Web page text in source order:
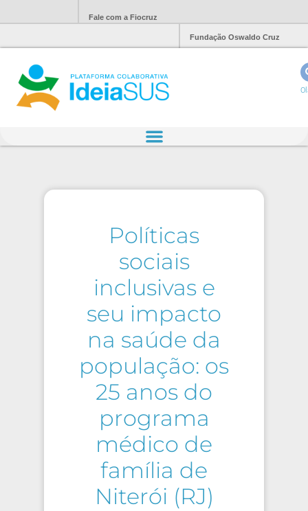
Fale com a Fiocruz
Fundação Oswaldo Cruz
Políticas
sociais
inclusivas e
seu impacto
na saúde da
população: os
25 anos do
programa
médico de
família de
Niterói (RJ)